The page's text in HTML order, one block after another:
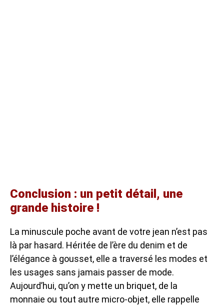
Conclusion : un petit détail, une
grande histoire !
La minuscule poche avant de votre jean n’est pas
là par hasard. Héritée de l’ère du denim et de
l’élégance à gousset, elle a traversé les modes et
les usages sans jamais passer de mode.
Aujourd’hui, qu’on y mette un briquet, de la
monnaie ou tout autre micro-objet, elle rappelle